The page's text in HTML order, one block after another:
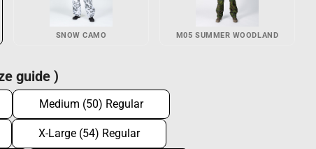
SNOW CAMO M05 SUMMER WOODLAND
guide )
Medium (50) Regular
X-Large (54) Regular